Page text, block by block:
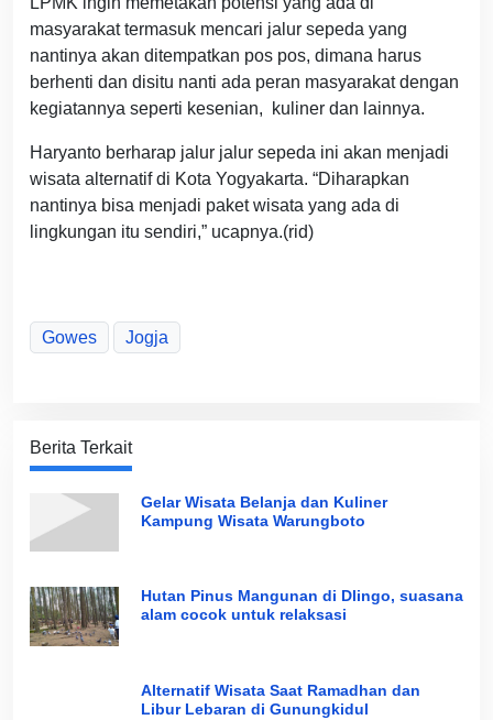
masyarakat termasuk mencari jalur sepeda yang
nantinya akan ditempatkan pos pos, dimana harus
berhenti dan disitu nanti ada peran masyarakat dengan
kegiatannya seperti kesenian, kuliner dan lainnya.
Haryanto berharap jalur jalur sepeda ini akan menjadi
wisata alternatif di Kota Yogyakarta. “Diharapkan
nantinya bisa menjadi paket wisata yang ada di
lingkungan itu sendiri,” ucapnya.(rid)
Gowes Jogja
Berita Terkait
Gelar Wisata Belanja dan Kuliner
Kampung Wisata Warungboto
Hutan Pinus Mangunan di Dlingo, suasana
alam cocok untuk relaksasi
Alternatif Wisata Saat Ramadhan dan
Libur Lebaran di Gunungkidul